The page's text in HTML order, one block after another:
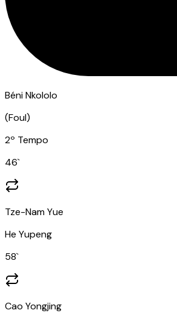
Béni Nkololo
(Foul)
2º Tempo
46`
Tze-Nam Yue
He Yupeng
58`
Cao Yongjing